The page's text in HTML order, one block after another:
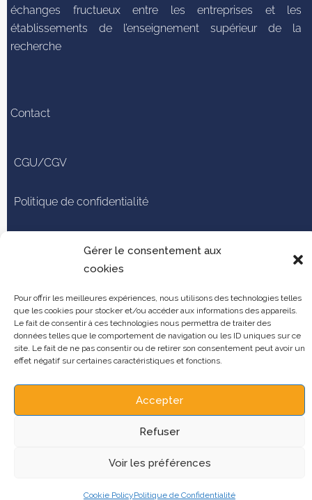
Gérer le consentement aux
cookies
Pour offrir les meilleures expériences, nous utilisons des technologies telles
que les cookies pour stocker et/ou accéder aux informations des appareils.
Le fait de consentir à ces technologies nous permettra de traiter des
données telles que le comportement de navigation ou les ID uniques sur ce
site. Le fait de ne pas consentir ou de retirer son consentement peut avoir un
effet négatif sur certaines caractéristiques et fonctions.
Accepter
Refuser
Voir les préférences
Cookie PolicyPolitique de Confidentialité
échanges fructueux entre les entreprises et les
établissements de l’enseignement supérieur de la
recherche
Contact
CGU/CGV
Politique de confidentialité